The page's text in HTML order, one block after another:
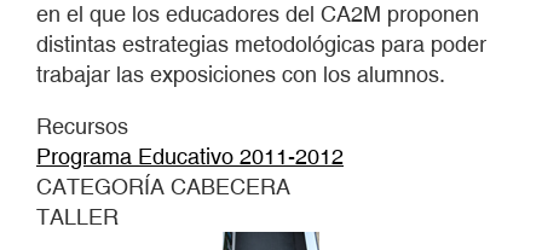
en el que los educadores del CA2M proponen
distintas estrategias metodológicas para poder
trabajar las exposiciones con los alumnos.
Recursos
Programa Educativo 2011-2012
CATEGORÍA CABECERA
TALLER